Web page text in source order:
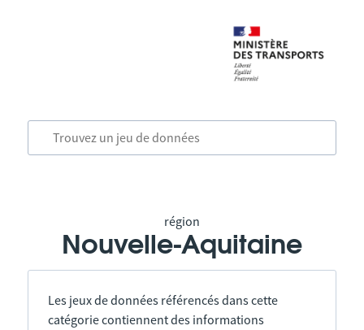
région
Nouvelle-Aquitaine
Les jeux de données référencés dans cette
catégorie contiennent des informations